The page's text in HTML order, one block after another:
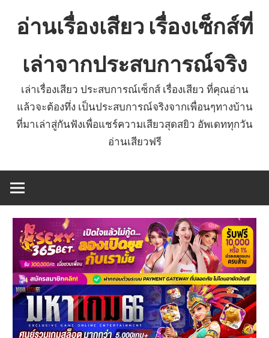
อ่านเรื่องเสียว เรื่องเซ็กส์ที่
เล่าจากประสบการณ์จริง
เล่าเรื่องเสียว ประสบการณ์เซ็กส์ เรื่องเสียว ที่คุณอ่าน
แล้วจะต้องทึ่ง เป็นประสบการณ์จริงจากเพื่อนๆทางบ้าน
ที่มาเล่าสู่กันฟังเพื่อแชร์ความเสียวสุดสยิว อัพเดททุกวัน
อ่านเสียวฟรี